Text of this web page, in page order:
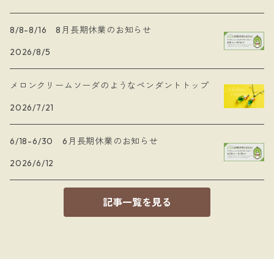
8/8-8/16 8月長期休業のお知らせ
2026/8/5
メロンクリームソーダのようなペンダントトップ
2026/7/21
6/18-6/30 6月長期休業のお知らせ
2026/6/12
記事一覧を見る